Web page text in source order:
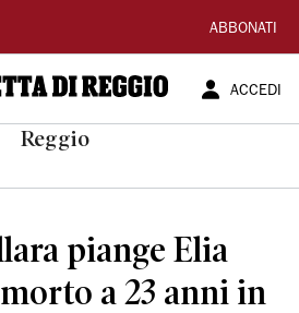
ABBONATI
ACCEDI
Reggio
piange Elia
a 23 anni in